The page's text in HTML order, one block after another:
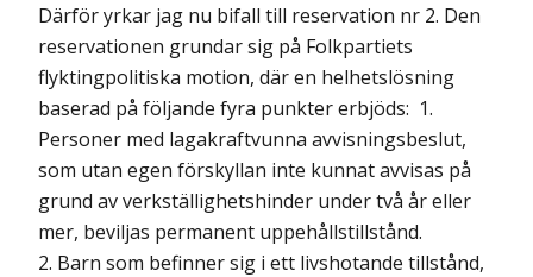
Därför yrkar jag nu bifall till reservation nr 2. Den
reservationen grundar sig på Folkpartiets
flyktingpolitiska motion, där en helhetslösning
baserad på följande fyra punkter erbjöds: 1.
Personer med lagakraftvunna avvisningsbeslut,
som utan egen förskyllan inte kunnat avvisas på
grund av verkställighetshinder under två år eller
mer, beviljas permanent uppehållstillstånd.
2. Barn som befinner sig i ett livshotande tillstånd,